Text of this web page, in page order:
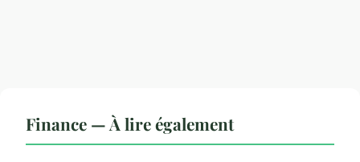
Finance — À lire également